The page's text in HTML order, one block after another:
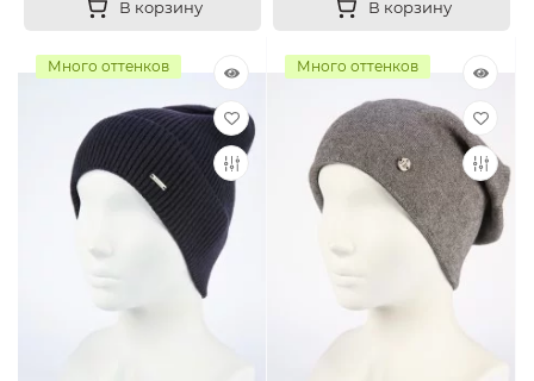
В корзину В корзину
Много оттенков Много оттенков